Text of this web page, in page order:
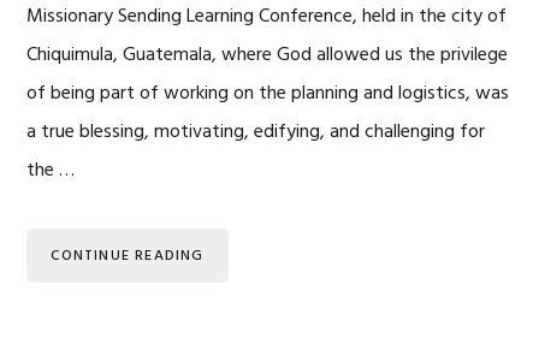
Missionary Sending Learning Conference, held in the city of
Chiquimula, Guatemala, where God allowed us the privilege
of being part of working on the planning and logistics, was
a true blessing, motivating, edifying, and challenging for
the …
CONTINUE READING